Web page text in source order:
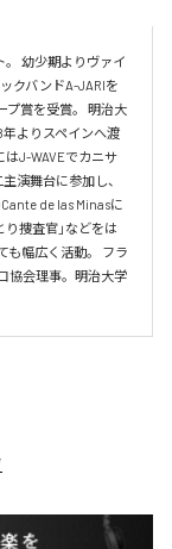
。 幼少期よりヴァイ
クバンドA-JARIを
プ賞を受賞。 明治大
よりスペインへ渡
J-WAVEでカニサ
演舞台に参加し、
de las Minasに
り捜査官」などをは
も幅広く活動。 フラ
協会理事。明治大学